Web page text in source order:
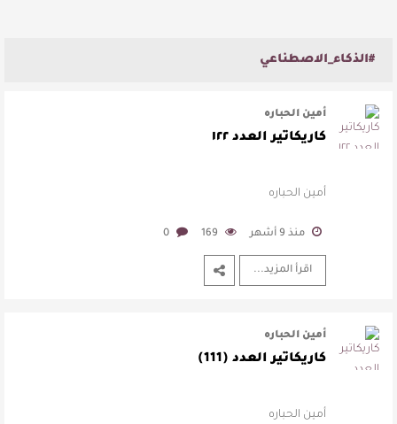
#الذكاء_الاصطناعي
أمين الحباره
كاريكاتير العدد ١٢٢
أمين الحباره
منذ 9 أشهر 169
0
اقرأ المزيد...
أمين الحباره
كاريكاتير العدد (111)
أمين الحباره